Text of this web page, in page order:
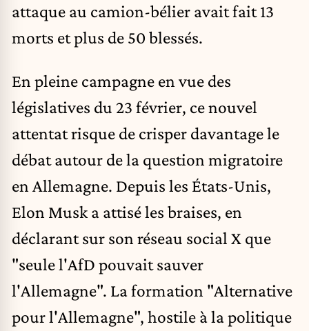
attaque au camion-bélier avait fait 13
morts et plus de 50 blessés.
En pleine campagne en vue des
législatives du 23 février, ce nouvel
attentat risque de crisper davantage le
débat autour de la question migratoire
en Allemagne. Depuis les États-Unis,
Elon Musk a attisé les braises, en
déclarant sur son réseau social X que
"seule l'AfD pouvait sauver
l'Allemagne". La formation "Alternative
pour l'Allemagne", hostile à la politique